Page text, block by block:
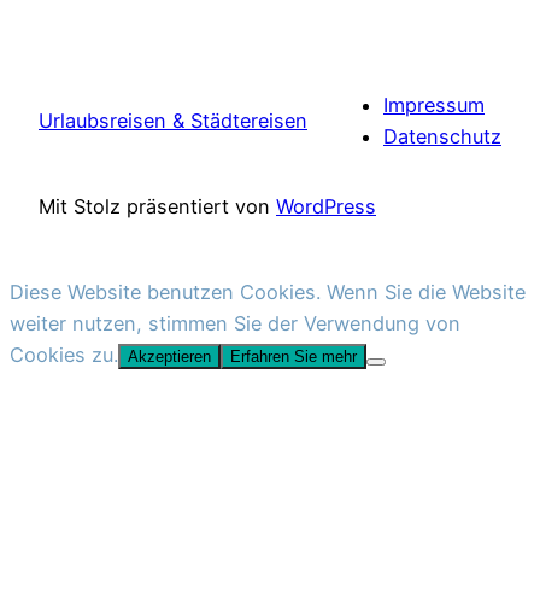
Urlaubsreisen & Städtereisen
Impressum
Datenschutz
Mit Stolz präsentiert von WordPress
Diese Website benutzen Cookies. Wenn Sie die Website
weiter nutzen, stimmen Sie der Verwendung von
Cookies zu. Akzeptieren Erfahren Sie mehr